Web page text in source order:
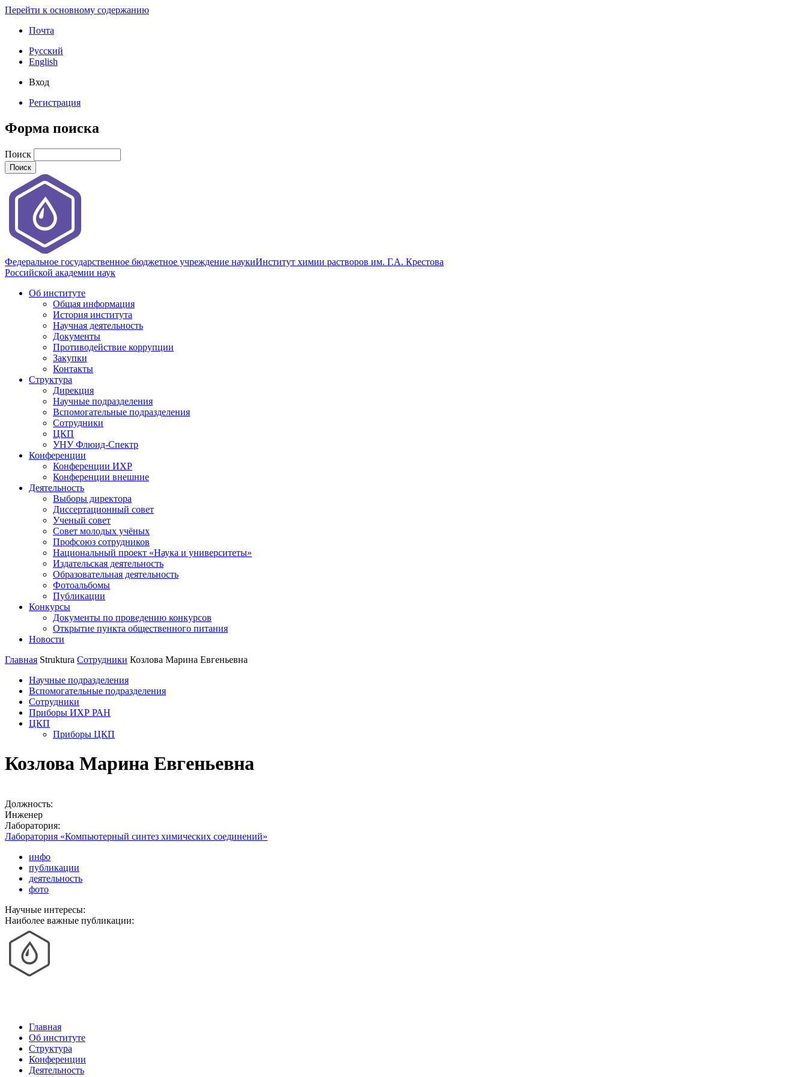
Перейти к основному содержанию
Почта
Русский
English
Вход
Регистрация
Форма поиска
Поиск
Федеральное государственное бюджетное учреждение наукиИнститут химии растворов им. Г.А. Крестова
Российской академии наук
Об институте
Общая информация
История института
Научная деятельность
Документы
Противодействие коррупции
Закупки
Контакты
Структура
Дирекция
Научные подразделения
Вспомогательные подразделения
Сотрудники
ЦКП
УНУ Флюид-Спектр
Конференции
Конференции ИХР
Конференции внешние
Деятельность
Выборы директора
Диссертационный совет
Ученый совет
Совет молодых учёных
Профсоюз сотрудников
Национальный проект «Наука и университеты»
Издательская деятельность
Образовательная деятельность
Фотоальбомы
Публикации
Конкурсы
Документы по проведению конкурсов
Открытие пункта общественного питания
Новости
Главная Struktura Сотрудники Козлова Марина Евгеньевна
Научные подразделения
Вспомогательные подразделения
Сотрудники
Приборы ИХР РАН
ЦКП
Приборы ЦКП
Козлова Марина Евгеньевна
Должность:
Инженер
Лаборатория:
Лаборатория «Компьютерный синтез химических соединений»
инфо
публикации
деятельность
фото
Научные интересы:
Наиболее важные публикации:
Главная
Об институте
Структура
Конференции
Деятельность